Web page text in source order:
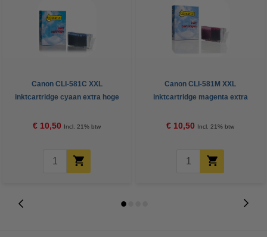
Canon CLI-581C XXL
inktcartridge cyaan extra hoge
€ 10,50 Incl. 21% btw
Canon CLI-581M XXL
inktcartridge magenta extra
huismerk)
€ 10,50 Incl. 21% btw